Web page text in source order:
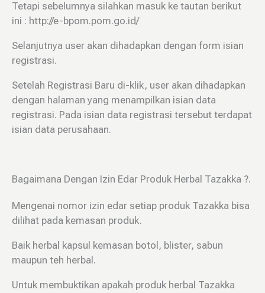
Tetapi sebelumnya silahkan masuk ke tautan berikut
ini : http://e-bpom.pom.go.id/
Selanjutnya user akan dihadapkan dengan form isian
registrasi.
Setelah Registrasi Baru di-klik, user akan dihadapkan
dengan halaman yang menampilkan isian data
registrasi. Pada isian data registrasi tersebut terdapat
isian data perusahaan.
Bagaimana Dengan Izin Edar Produk Herbal Tazakka ?.
Mengenai nomor izin edar setiap produk Tazakka bisa
dilihat pada kemasan produk.
Baik herbal kapsul kemasan botol, blister, sabun
maupun teh herbal.
Untuk membuktikan apakah produk herbal Tazakka